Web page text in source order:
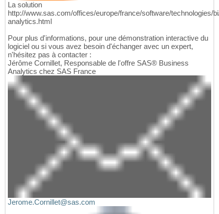
La solution
http://www.sas.com/offices/europe/france/software/technologies/
analytics.html
Pour plus d'informations, pour une démonstration interactive du
logiciel ou si vous avez besoin d'échanger avec un expert,
n'hésitez pas à contacter :
Jérôme Cornillet, Responsable de l'offre SAS® Business
Analytics chez SAS France
Jerome.Cornillet@sas.com